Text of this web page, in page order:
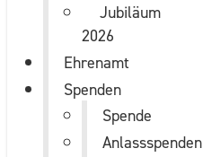
Jubiläum
2026
Ehrenamt
Spenden
Spende
Anlassspenden